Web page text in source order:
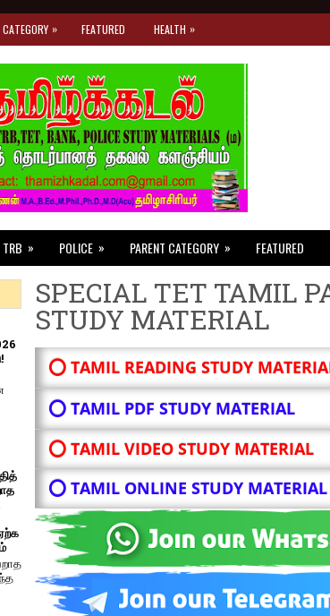
» FEATURED HEALTH »
TRB » POLICE » PARENT CATEGORY » FEATURED
SPECIAL TET TAMIL
STUDY MATERIAL
⭕ TAMIL READING STUDY
⭕ TAMIL PDF STUDY MATERIAL
⭕ TAMIL VIDEO STUDY MATERIAL
⭕ TAMIL ONLINE STUDY MATERIAL